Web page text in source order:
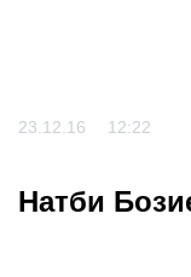
23.12.16 12:22
Натби